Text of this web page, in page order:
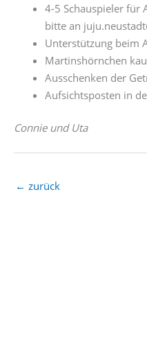
4-5 Schauspieler für
bitte an
Unterstützung beim
Martinshörnchen
Ausschenken der
Aufsichtsposten in
Connie und Uta
← zurück